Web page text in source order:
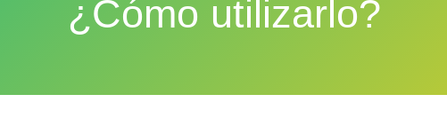
¿Cómo utilizarlo?